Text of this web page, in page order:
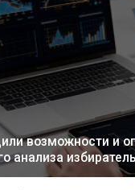
возможности и
анализа